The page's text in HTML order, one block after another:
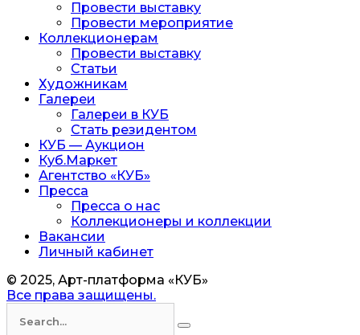
Провести выставку
Провести мероприятие
Коллекционерам
Провести выставку
Статьи
Художникам
Галереи
Галереи в КУБ
Стать резидентом
КУБ — Аукцион
Куб.Маркет
Агентство «КУБ»
Пресса
Пресса о нас
Коллекционеры и коллекции
Вакансии
Личный кабинет
© 2025, Арт-платформа «КУБ»
Все права защищены.